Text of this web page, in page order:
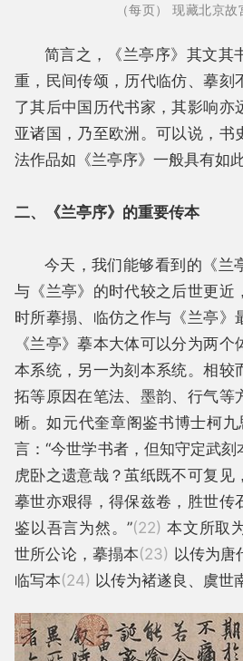
（每页） 现藏北京故
简言之，《兰亭序》其文其
重，民间传颂，历代临仿、摹刻
了其后中国历代书家，其影响亦
亚诸国，乃至欧洲。可以说，书
法作品如《兰亭序》一般具有如
二、《兰亭序》的重要传本
今天，我们能够看到的《兰
与《兰亭》的时代较之后世更近
时所摹搨、临仿之作与《兰亭》
《兰亭》摹本大体可以分为两
本系统，另一为刻本系统。相较
拓等原因在笔法、墨韵、行气等
晰。如元代奎章阁鉴书博士柯
言：“今世学书者，但知守定武
虎卧之遗意哉？茧纸既不可复见
摹世亦艰得，得保兹卷，胜世传
鉴以吾言为然。”(22)本文所取
世所公论，摹搨本(23) 以传为唐
临写本(24) 以传为褚遂良、虞世